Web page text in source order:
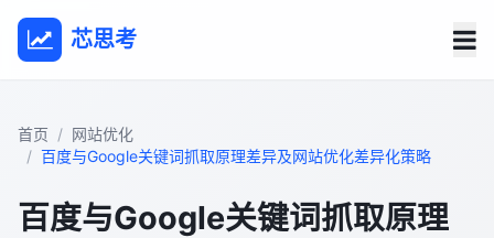
芯思考
首页
网站优化
百度与Google关键词抓取原理差异及网站优化差异化策略
百度与Google关键词抓取原理